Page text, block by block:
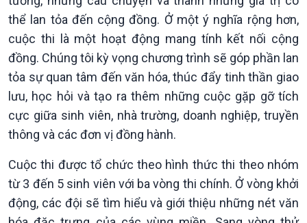
thương mại
Tìm hiểu biển, đảo Việt
Nam
thể lan tỏa đến cộng đồng. Ở một ý nghĩa rộng hơn,
cuộc thi là một hoạt động mang tính kết nối cộng
đồng. Chúng tôi kỳ vọng chương trình sẽ góp phần lan
tỏa sự quan tâm đến văn hóa, thúc đẩy tinh thần giao
lưu, học hỏi và tạo ra thêm những cuộc gặp gỡ tích
cực giữa sinh viên, nhà trường, doanh nghiệp, truyền
thông và các đơn vị đồng hành.
Cuộc thi được tổ chức theo hình thức thi theo nhóm
từ 3 đến 5 sinh viên với ba vòng thi chính. Ở vòng khởi
động, các đội sẽ tìm hiểu và giới thiệu những nét văn